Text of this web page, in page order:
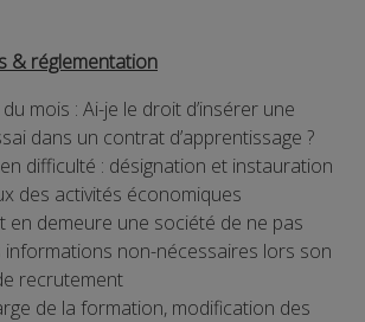
& réglementation
mois : Ai-je le droit d’insérer une
dans un contrat d’apprentissage ?
difficulté : désignation et instauration
des activités économiques
en demeure une société de ne pas
non-nécessaires lors son
recrutement
de la formation, modification des